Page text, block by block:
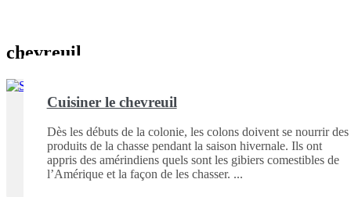
chevreuil
Cuisiner le chevreuil
Dès les débuts de la colonie, les colons doivent se nourrir des
produits de la chasse pendant la saison hivernale. Ils ont
appris des amérindiens quels sont les gibiers comestibles de
l’Amérique et la façon de les chasser.